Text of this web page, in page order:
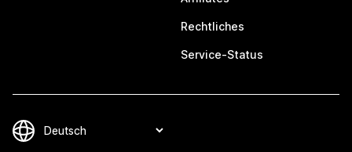
Rechtliches
Service-Status